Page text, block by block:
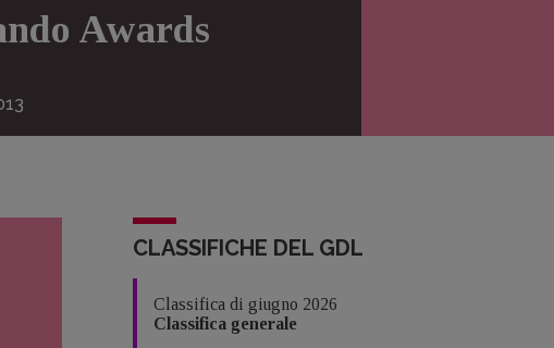
Awards
CLASSIFICHE DEL GDL
Classifica di giugno 2026
Classifica generale